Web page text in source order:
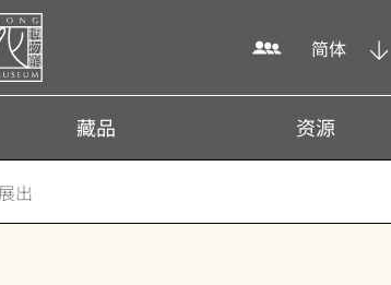
简体
藏品 资源
出